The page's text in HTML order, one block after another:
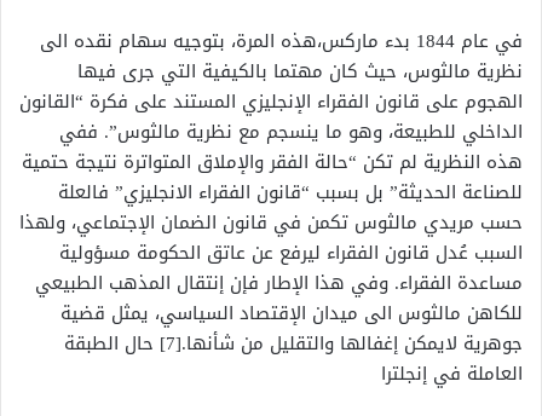
في عام 1844 بدء ماركس،هذه المرة، بتوجيه سهام نقده الى
نظرية مالثوس، حيث كان مهتما بالكيفية التي جرى فيها
الهجوم على قانون الفقراء الإنجليزي المستند على فكرة “القانون
الداخلي للطبيعة، وهو ما ينسجم مع نظرية مالثوس”. ففي
هذه النظرية لم تكن “حالة الفقر والإملاق المتواترة نتيجة حتمية
للصناعة الحديثة” بل بسبب “قانون الفقراء الانجليزي” فالعلة
حسب مريدي مالثوس تكمن في قانون الضمان الإجتماعي، ولهذا
السبب عُدل قانون الفقراء ليرفع عن عاتق الحكومة مسؤولية
مساعدة الفقراء. وفي هذا الإطار فإن إنتقال المذهب الطبيعي
للكاهن مالثوس الى ميدان الإقتصاد السياسي، يمثل قضية
جوهرية لايمكن إغفالها والتقليل من شأنها.[7] حال الطبقة
العاملة في إنجلترا